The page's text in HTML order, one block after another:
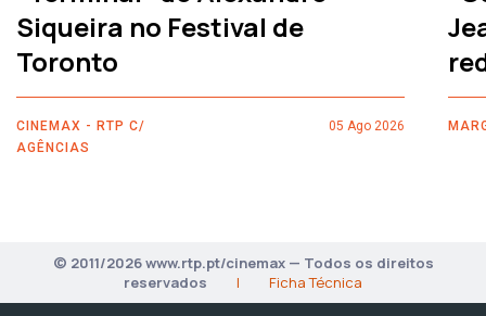
Siqueira no Festival de
Toronto
CINEMAX - RTP C/
AGÊNCIAS
05 Ago 2026
© 2011/2026 www.rtp.pt/cinemax — Todos os direitos
reservados
| Ficha Técnica